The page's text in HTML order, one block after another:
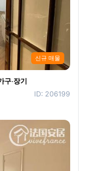
신규 매물
·장기
ID: 206199